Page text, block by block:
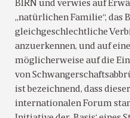
BIRN und verwies auf
„natürlichen Familie“, das
gleichgeschlechtliche
anzuerkennen, und auf
möglicherweise auf die
von
ist bezeichnend, dass
internationalen Forum